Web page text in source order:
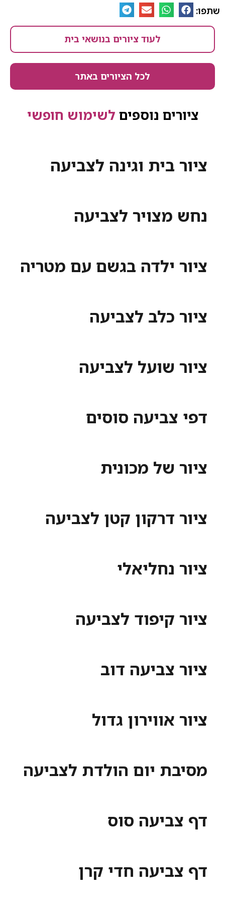
שתפו:
לעוד ציורים בנושאי בית
לכל הציורים באתר
ציורים נוספים לשימוש חופשי
ציור בית וגינה לצביעה
נחש מצויר לצביעה
ציור ילדה בגשם עם מטריה
ציור כלב לצביעה
ציור שועל לצביעה
דפי צביעה סוסים
ציור של מכונית
ציור דרקון קטן לצביעה
ציור נחליאלי
ציור קיפוד לצביעה
ציור צביעה דוב
ציור אווירון גדול
מסיבת יום הולדת לצביעה
דף צביעה סוס
דף צביעה חדי קרן